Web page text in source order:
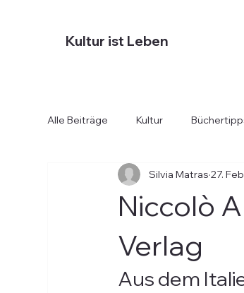
Kultur ist Leben
Alle Beiträge Kultur
Diverses Essen und Trinken
Niccolò
Verlag
Silvia Matras 27.
Aus dem